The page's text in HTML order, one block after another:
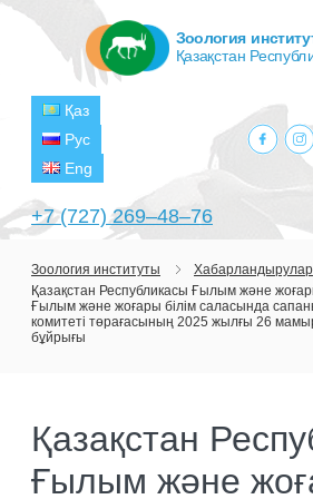
+7 (727) 269‒48‒76
Қаз
Рус
Eng
Зоология
Қазақстан
БАСТЫ
ИНСТИТУТ ТУРАЛЫ
ЗЕРТХАНАЛАР
ТЕРОЛОГИЯ
ҒЫЛЫМИ-ЗЕРТТЕУ
ЖОБАЛАР
АҒЫМДАҒЫ ЖОБАЛАР
Зоология институты Хабарландырулар
Қазақстан Республикасы Ғылым және
Ғылым және жоғары білім саласында
комитеті төрағасының 2025 жылғы 26
бұйрығы
Қазақстан
Ғылым және